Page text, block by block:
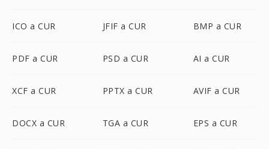
ICO a CUR JFIF a CUR BMP a CUR
PDF a CUR PSD a CUR AI a CUR
XCF a CUR PPTX a CUR AVIF a CUR
DOCX a CUR TGA a CUR EPS a CUR